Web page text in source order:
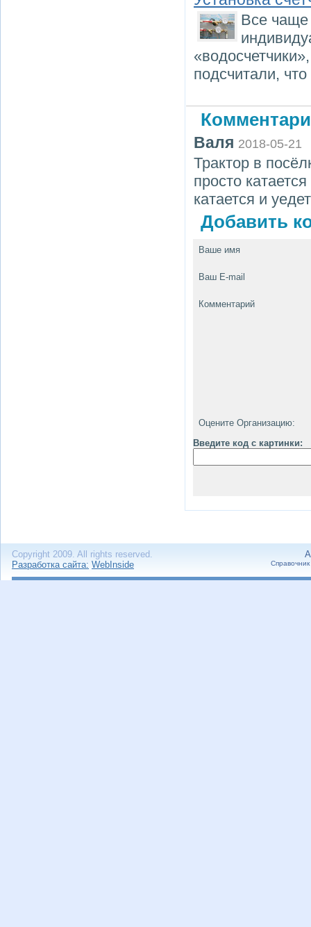
Все чаще
подсчитали,
Валя 2018-05-21
Трактор в
просто
катается и
Добавить
Ваше имя
Ваш E-mail
Комментарий
Оцените Организацию:
Введите код с картинки:
Copyright 2009. All rights reserved.
Разработка сайта: WebInside